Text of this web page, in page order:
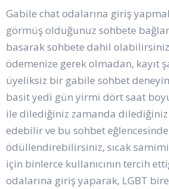
Gabile chat odalarına giriş
görmüş olduğunuz sohbete
basarak sohbete dahil
ödemenize gerek olmadan, kayıt
üyeliksiz bir gabile sohbet
basit yedi gün yirmi dört saat
ile dilediğiniz zamanda
edebilir ve bu sohbet
ödüllendirebilirsiniz, sıcak
için binlerce kullanıcının tercih
odalarına giriş yaparak, LGBT